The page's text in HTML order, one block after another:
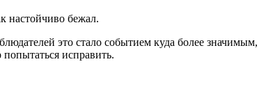
настойчиво бежал.
это стало событием куда более значимым,
исправить.